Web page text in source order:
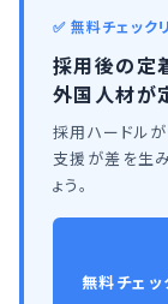
✅ 無料チェック
採用後の定
外国人材が
採用ハードル
支援が差を生
ょう。
無料チェ